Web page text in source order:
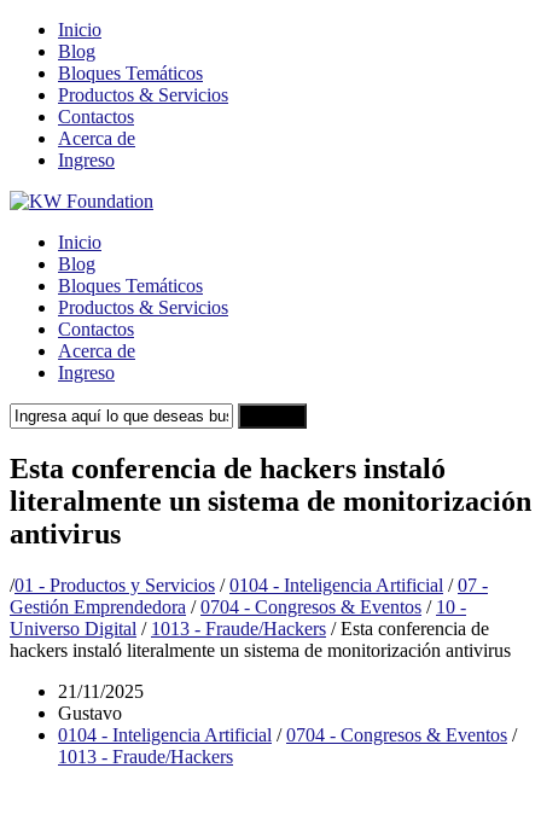
Inicio
Blog
Bloques Temáticos
Productos & Servicios
Contactos
Acerca de
Ingreso
Inicio
Blog
Bloques Temáticos
Productos & Servicios
Contactos
Acerca de
Ingreso
Esta conferencia de hackers instaló
literalmente un sistema de monitorización
antivirus
/01 - Productos y Servicios / 0104 - Inteligencia Artificial / 07 -
Gestión Emprendedora / 0704 - Congresos & Eventos / 10 -
Universo Digital / 1013 - Fraude/Hackers /Esta conferencia de
hackers instaló literalmente un sistema de monitorización antivirus
21/11/2025
Gustavo
0104 - Inteligencia Artificial /0704 - Congresos & Eventos /
1013 - Fraude/Hackers